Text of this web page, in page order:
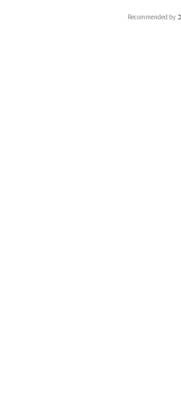
Recommended by